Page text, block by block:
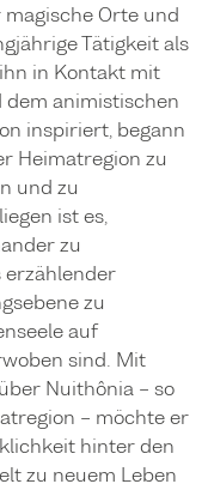
Orte und
Tätigkeit als
in Kontakt mit
animistischen
inspiriert, begann
Heimatregion zu
und zu
ist es,
zu
erzählender
zu
auf
sind. Mit
Nuithônia – so
– möchte er
hinter den
zu neuem Leben